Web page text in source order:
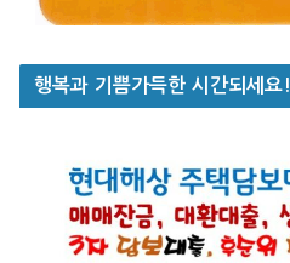
행복과 기쁨가득한 시간되세요!